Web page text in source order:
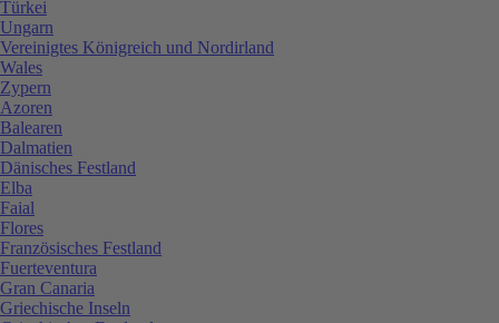
Türkei
Ungarn
Vereinigtes Königreich und Nordirland
Wales
Zypern
Azoren
Balearen
Dalmatien
Dänisches Festland
Elba
Faial
Flores
Französisches Festland
Fuerteventura
Gran Canaria
Griechische Inseln